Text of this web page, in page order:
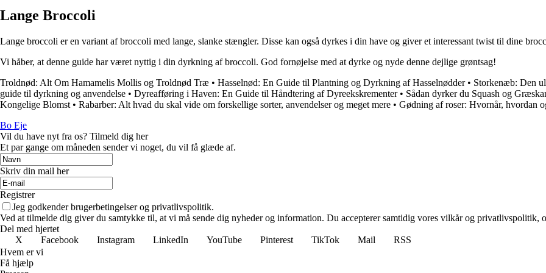
Lange Broccoli
Lange broccoli er en variant af broccoli med lange, slanke stængler. Disse kan også dyrkes i din have og giver et interessant twist til dine
Vi håber, at denne guide har været nyttig i din dyrkning af broccoli. God fornøjelse med at dyrke og nyde denne dejlige grøntsag!
Troldnød: Alt Om Hamamelis Mollis og Troldnød Træ • Hasselnød: En Guide til Plantning og Dyrkning af Hasselnødder• Storkenæb: Den
guide til dyrkning og anvendelse • Dyreafføring i Haven: En Guide til Håndtering af Dyreekskrementer• Sådan dyrker du Squash og
Kongelige Blomst • Rabarber: Alt hvad du skal vide om forskellige sorter, anvendelser og meget mere • Gødning af roser: Hvornår, hvordan
Bo Eje
Vil du have nyt fra os? Tilmeld dig her
Et par gange om måneden sender vi noget, du vil få glæde af.
Skriv din mail her
Registrer
Jeg godkender brugerbetingelser og privatlivspolitik.
Ved at tilmelde dig giver du samtykke til, at vi må sende dig nyheder og information. Du accepterer samtidig vores vilkår og privatlivspolitik,
Del med hjertet
X
Facebook Instagram LinkedIn YouTube Pinterest TikTok Mail
RSS
Hvem er vi
Få hjælp